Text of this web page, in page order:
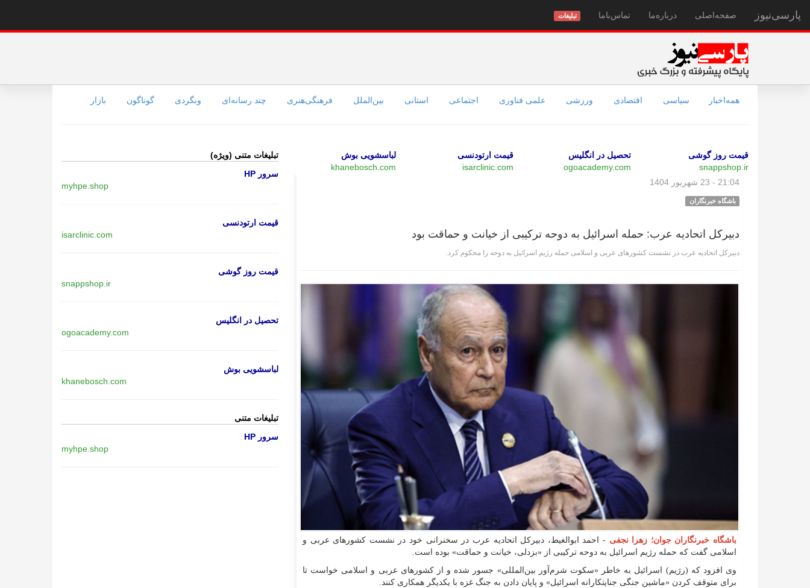
پارسی‌نیوز صفحه‌اصلی درباره‌ما تماس‌با‌ما تبلیغات
همه‌اخبار سیاسی اقتصادی ورزشی علمی فناوری اجتماعی استانی بین‌الملل فرهنگی‌هنری چند رسانه‌ای وبگردی گوناگون بازار
قیمت روز گوشی
snappshop.ir
تحصیل در انگلیس
ogoacademy.com
قیمت ارتودنسی
isarclinic.com
لباسشویی بوش
khanebosch.com
21:04 - 23 شهریور 1404
باشگاه خبرنگاران
دبیرکل اتحادیه عرب: حمله اسرائیل به دوحه ترکیبی از خیانت و حماقت بود
دبیرکل اتحادیه عرب در نشست کشور‌های عربی و اسلامی حمله رژیم اسرائیل به دوحه را محکوم کرد.
باشگاه خبرنگاران جوان؛ زهرا نجفی - احمد ابوالغیط، دبیرکل اتحادیه عرب در سخنرانی خود در نشست کشور‌های عربی و
اسلامی گفت که حمله رژیم اسرائیل به دوحه ترکیبی از «بزدلی، خیانت و حماقت» بوده است.
وی افزود که (رژیم) اسرائیل به خاطر «سکوت شرم‌آور بین‌المللی» جسور شده و از کشور‌های عربی و اسلامی خواست تا
برای متوقف کردن «ماشین جنگی جنایتکارانه اسرائیل» و پایان دادن به جنگ غزه با یکدیگر همکاری کنند.
تبلیغات متنی (ویژه)
سرور HP
myhpe.shop
قیمت ارتودنسی
isarclinic.com
قیمت روز گوشی
snappshop.ir
تحصیل در انگلیس
ogoacademy.com
لباسشویی بوش
khanebosch.com
تبلیغات متنی
سرور HP
myhpe.shop